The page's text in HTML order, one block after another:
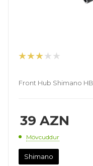
Front Hub Shimano
39 AZN
Mövcuddur
Shimano